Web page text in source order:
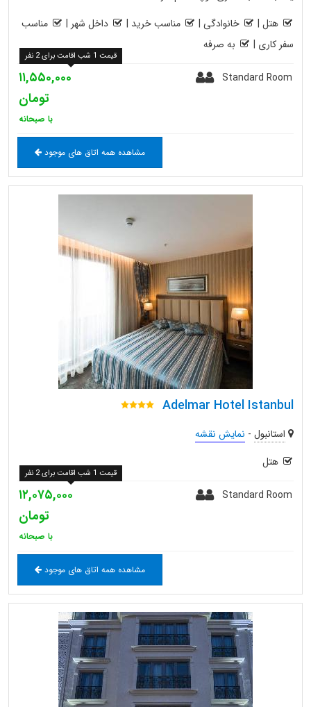
هتل | خانوادگی | مناسب خرید | داخل شهر |
مناسب
سفر کاری | به صرفه
Standard Room
۱۱,۵۵۰,۰۰۰
تومان
با صبحانه
قیمت 1 شب اقامت برای 2 نفر
مشاهده همه اتاق های موجود
Adelmar Hotel Istanbul
استانبول - نمایش نقشه
هتل
Standard Room
۱۲,۰۷۵,۰۰۰
تومان
با صبحانه
قیمت 1 شب اقامت برای 2 نفر
مشاهده همه اتاق های موجود